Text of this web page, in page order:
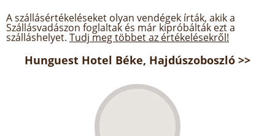
A szállásértékeléseket olyan vendégek írták, akik a
Szállásvadászon foglaltak és már kipróbálták ezt a
szálláshelyet. Tudj meg többet az értékelésekről!
Hunguest Hotel Béke, Hajdúszoboszló >>